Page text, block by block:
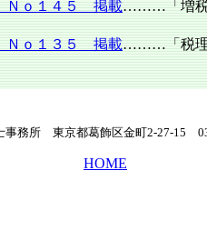
ｏ１４５ 掲載………「増税
ｏ１３５ 掲載………「税理
事務所 東京都葛飾区金町2-27-15
HOME